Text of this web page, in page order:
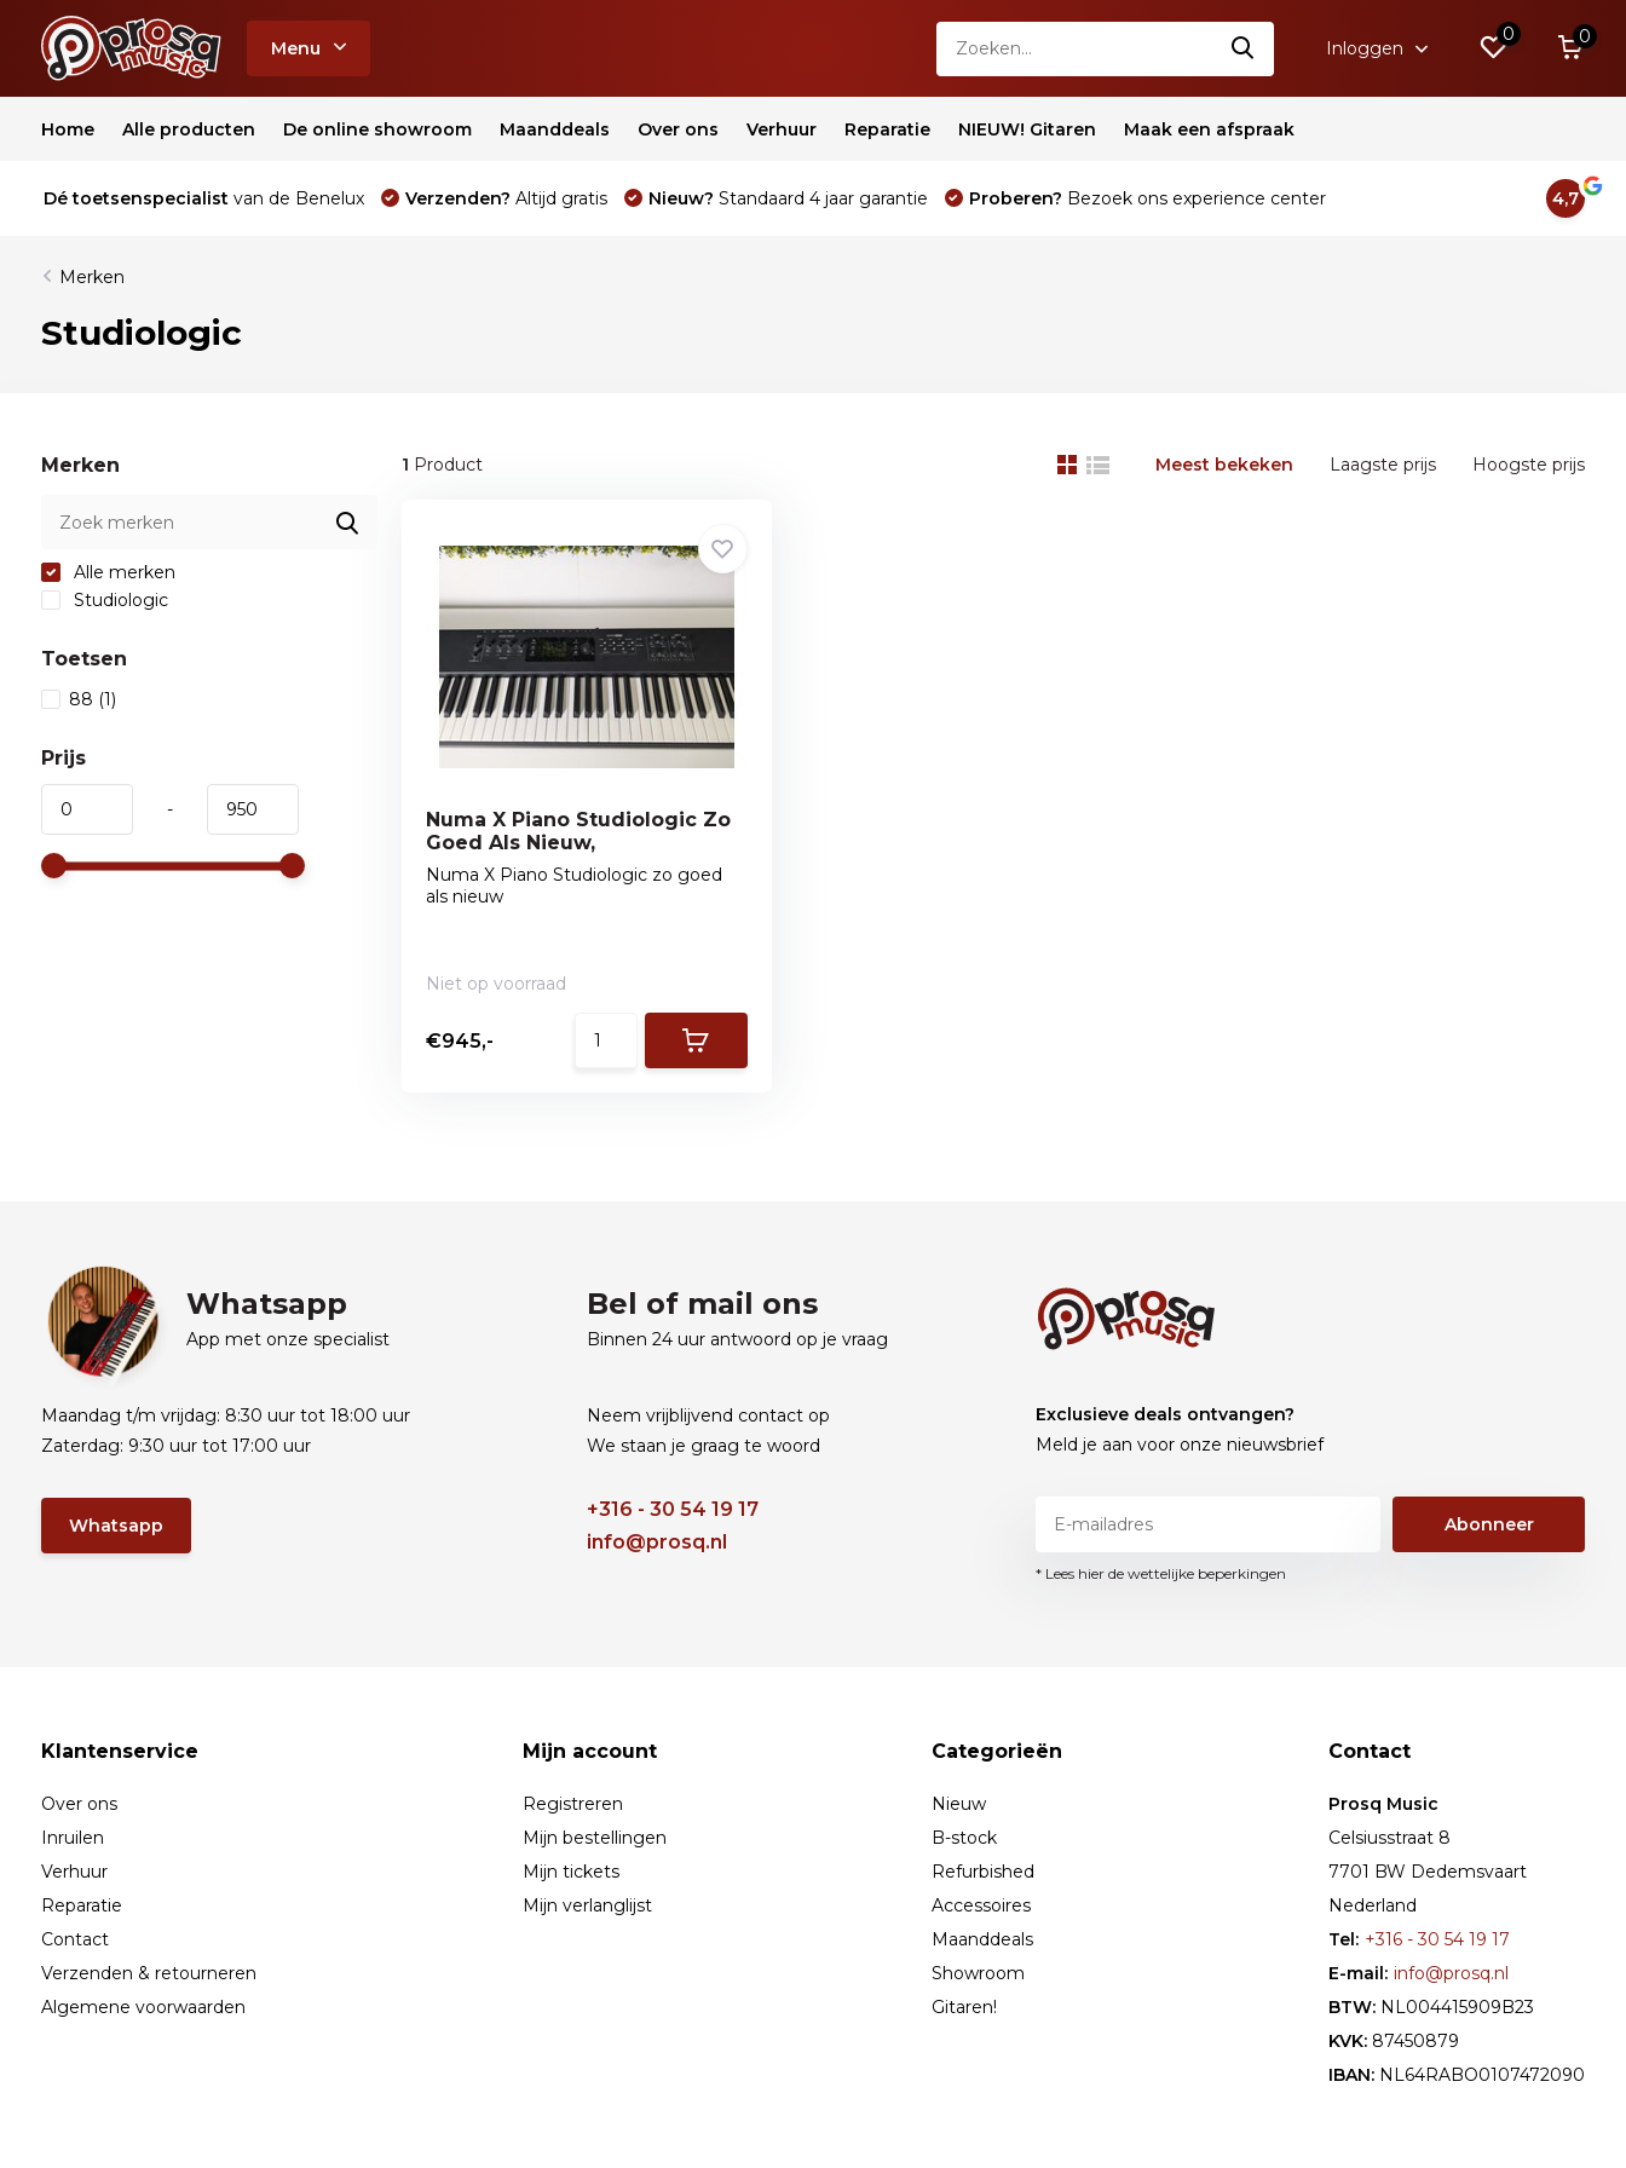
Menu Inloggen
0 0
Home Alle producten De online showroom Maanddeals Over ons Verhuur Reparatie NIEUW! Gitaren Maak een afspraak
Dé toetsenspecialist van de Benelux Verzenden? Altijd gratis Nieuw? Standaard 4 jaar garantie Proberen? Bezoek ons experience center 4,7
Merken
Studiologic
Merken
Alle merken
Studiologic
Toetsen
88 (1)
Prijs
-
1 Product Meest bekeken Laagste prijs Hoogste prijs
Numa X Piano Studiologic Zo
Goed Als Nieuw,
Numa X Piano Studiologic zo goed
als nieuw
Niet op voorraad
€945,-
Whatsapp
App met onze specialist
Maandag t/m vrijdag: 8:30 uur tot 18:00 uur
Zaterdag: 9:30 uur tot 17:00 uur
Whatsapp
Bel of mail ons
Binnen 24 uur antwoord op je vraag
Neem vrijblijvend contact op
We staan je graag te woord
+316 - 30 54 19 17
info@prosq.nl
Exclusieve deals ontvangen?
Meld je aan voor onze nieuwsbrief
Abonneer
* Lees hier de wettelijke beperkingen
Klantenservice
Over ons
Inruilen
Verhuur
Reparatie
Contact
Verzenden & retourneren
Algemene voorwaarden
Mijn account
Registreren
Mijn bestellingen
Mijn tickets
Mijn verlanglijst
Categorieën
Nieuw
B-stock
Refurbished
Accessoires
Maanddeals
Showroom
Gitaren!
Contact
Prosq Music
Celsiusstraat 8
7701 BW Dedemsvaart
Nederland
Tel: +316 - 30 54 19 17
E-mail: info@prosq.nl
BTW: NL004415909B23
KVK: 87450879
IBAN: NL64RABO0107472090